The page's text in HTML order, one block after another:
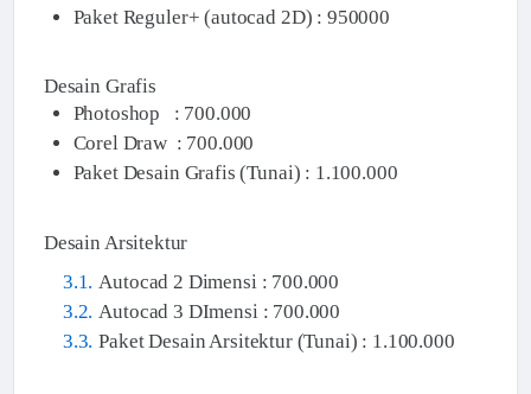
Paket Reguler+ (autocad 2D) : 950000
Desain Grafis
Photoshop : 700.000
Corel Draw : 700.000
Paket Desain Grafis (Tunai) : 1.100.000
Desain Arsitektur
Autocad 2 Dimensi : 700.000
Autocad 3 DImensi : 700.000
Paket Desain Arsitektur (Tunai) : 1.100.000